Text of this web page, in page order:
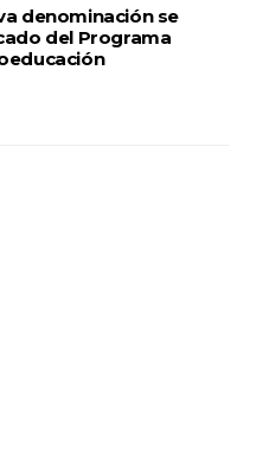
denominación se
del Programa